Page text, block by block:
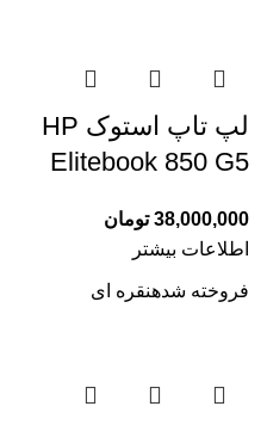
لپ تاپ استوک HP
Elitebook 850 G5
38,000,000 تومان
اطلاعات بیشتر
فروخته شدهنقره ای